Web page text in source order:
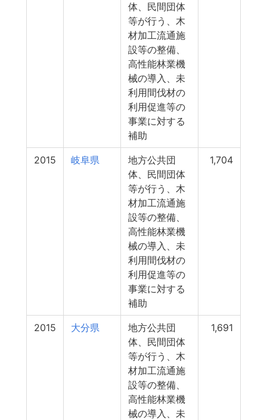
体、民間団体
等が行う、木
材加工流通施
設等の整備、
高性能林業機
械の導入、未
利用間伐材の
利用促進等の
事業に対する
補助
2015 岐阜県
地方公共団
体、民間団体
等が行う、木
材加工流通施
設等の整備、
高性能林業機
械の導入、未
利用間伐材の
利用促進等の
事業に対する
補助
1,704
2015 大分県
地方公共団
体、民間団体
等が行う、木
材加工流通施
設等の整備、
高性能林業機
械の導入、未
1,691